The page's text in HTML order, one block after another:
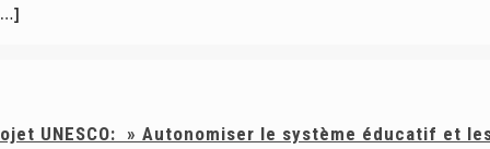
UNESCO: » Autonomiser le système éducatif et